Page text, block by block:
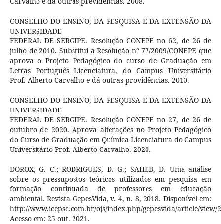
CONSELHO DO ENSINO, DA PESQUISA E DA EXTENSÃO DA
UNIVERSIDADE
FEDERAL DE SERGIPE. Resolução CONEPE no 62, de 26 de
julho de 2010. Substitui a Resolução nº 77/2009/CONEPE que
aprova o Projeto Pedagógico do curso de Graduação em
Letras Português Licenciatura, do Campus Universitário
Prof. Alberto Carvalho e dá outras providências. 2010.
CONSELHO DO ENSINO, DA PESQUISA E DA EXTENSÃO DA
UNIVERSIDADE
FEDERAL DE SERGIPE. Resolução CONEPE no 27, de 26 de
outubro de 2020. Aprova alterações no Projeto Pedagógico
do Curso de Graduação em Química Licenciatura do Campus
Universitário Prof. Alberto Carvalho. 2020.
DOROX, G. C.; RODRIGUES, D. G.; SAHEB, D. Uma análise
sobre os pressupostos teóricos utilizados em pesquisa em
formação continuada de professores em educação
ambiental. Revista GepesVida, v. 4, n. 8, 2018. Disponível em:
http://www.icepsc.com.br/ojs/index.php/gepesvida/article/view/
Acesso em: 25 out. 2021.